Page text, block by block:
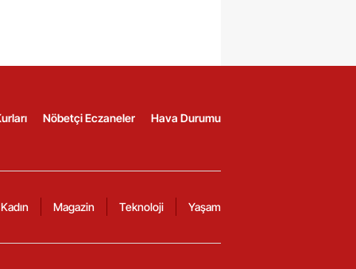
Nöbetçi Eczaneler Hava Durumu
Kadın Magazin Teknoloji Yaşam